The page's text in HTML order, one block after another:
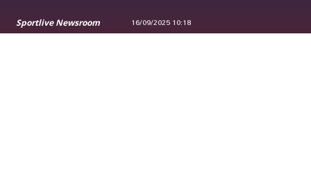
Sportlive Newsroom 16/09/2025 10:18